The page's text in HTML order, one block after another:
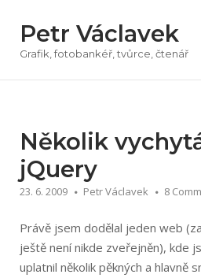
obsah
Petr Václavek
Grafik, fotobankéř, tvůrce, čtenář
Několik
jQuery
23. 6. 2009 Petr Václavek 8
Právě jsem dodělal jeden web
ještě není nikde zveřejněn), kde
uplatnil několik pěkných a hlavně